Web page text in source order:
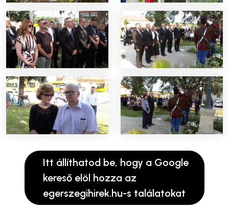
Itt állíthatod be, hogy a Google
kereső elöl hozza az
egerszegihirek.hu-s találatokat